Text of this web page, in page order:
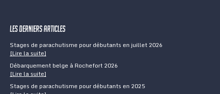
Les derniers articles
Stages de parachutisme pour débutants en juillet 2026
[Lire la suite]
Débarquement belge à Rochefort 2026
[Lire la suite]
Stages de parachutisme pour débutants en 2025